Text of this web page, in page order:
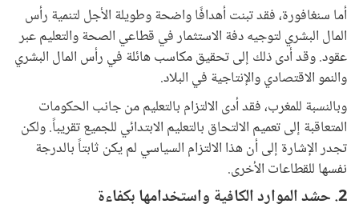
أما سنغافورة، فقد تبنت أهدافًا واضحة وطويلة الأجل لتنمية رأس
المال البشري لتوجيه دفة الاستثمار في قطاعي الصحة والتعليم عبر
عقود. وقد أدى ذلك إلى تحقيق مكاسب هائلة في رأس المال البشري
والنمو الاقتصادي والإنتاجية في البلاد.
وبالنسبة للمغرب، فقد أدى الالتزام بالتعليم من جانب الحكومات
المتعاقبة إلى تعميم الالتحاق بالتعليم الابتدائي للجميع تقريباً. ولكن
تجدر الإشارة إلى أن هذا الالتزام السياسي لم يكن ثابتاً بالدرجة
نفسها للقطاعات الأخرى.
2. حشد الموارد الكافية واستخدامها بكفاءة